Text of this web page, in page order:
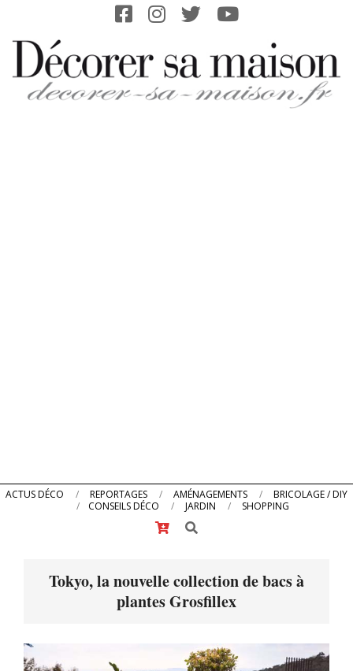
content
Primary
ACTUS DÉCO REPORTAGES AMÉNAGEMENTS
BRICOLAGE / DIY
CONSEILS DÉCO
JARDIN
SHOPPING
Search
Tokyo, la nouvelle collection de bacs à
plantes Grosfillex